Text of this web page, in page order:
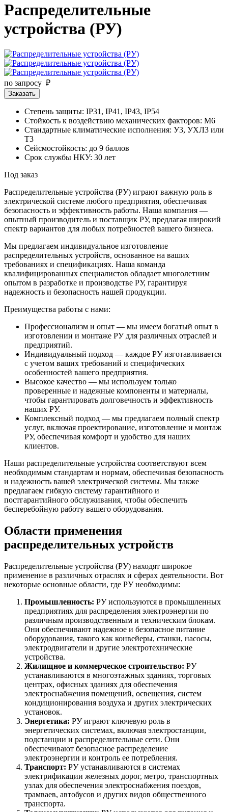
Распределительные
устройства (РУ)
по запросу ₽
Заказать
Степень защиты: IP31, IP41, IP43, IP54
Стойкость к воздействию механических факторов: M6
Стандартные климатические исполнения: У3, УХЛ3 или
Т3
Сейсмостойкость: до 9 баллов
Срок службы НКУ: 30 лет
Под заказ
Распределительные устройства (РУ) играют важную роль в
электрической системе любого предприятия, обеспечивая
безопасность и эффективность работы. Наша компания —
опытный производитель и поставщик РУ, предлагая широкий
спектр вариантов для любых потребностей вашего бизнеса.
Мы предлагаем индивидуальное изготовление
распределительных устройств, основанное на ваших
требованиях и спецификациях. Наша команда
квалифицированных специалистов обладает многолетним
опытом в разработке и производстве РУ, гарантируя
надежность и безопасность нашей продукции.
Преимущества работы с нами:
Профессионализм и опыт — мы имеем богатый опыт в
изготовлении и монтаже РУ для различных отраслей и
предприятий.
Индивидуальный подход — каждое РУ изготавливается
с учетом ваших требований и специфических
особенностей вашего предприятия.
Высокое качество — мы используем только
проверенные и надежные компоненты и материалы,
чтобы гарантировать долговечность и эффективность
наших РУ.
Комплексный подход — мы предлагаем полный спектр
услуг, включая проектирование, изготовление и монтаж
РУ, обеспечивая комфорт и удобство для наших
клиентов.
Наши распределительные устройства соответствуют всем
необходимым стандартам и нормам, обеспечивая безопасность
и надежность вашей электрической системы. Мы также
предлагаем гибкую систему гарантийного и
постгарантийного обслуживания, чтобы обеспечить
бесперебойную работу вашего оборудования.
Области применения
распределительных устройств
Распределительные устройства (РУ) находят широкое
применение в различных отраслях и сферах деятельности. Вот
некоторые основные области, где РУ необходимы:
Промышленность: РУ используются в промышленных
предприятиях для распределения электроэнергии по
различным производственным и техническим блокам.
Они обеспечивают надежное и безопасное питание
оборудования, такого как конвейеры, станки, насосы,
электродвигатели и другие электротехнические
устройства.
Жилищное и коммерческое строительство: РУ
устанавливаются в многоэтажных зданиях, торговых
центрах, офисных зданиях для обеспечения
электроснабжения помещений, освещения, систем
кондиционирования воздуха и других электрических
установок.
Энергетика: РУ играют ключевую роль в
энергетических системах, включая электростанции,
подстанции и распределительные сети. Они
обеспечивают безопасное распределение
электроэнергии и контроль ее потребления.
Транспорт: РУ устанавливаются в системах
электрификации железных дорог, метро, транспортных
узлах для обеспечения электроснабжения поездов,
трамваев, автобусов и других видов общественного
транспорта.